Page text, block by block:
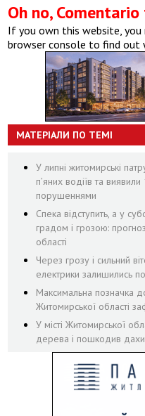
Oh no,
If you own this website,
browser console to find out
МАТЕРІАЛИ ПО ТЕМІ
У липні житомирські
пʼяних водіїв та
порушеннями
Спека відступить, а у
градом і грозою:
області
Через грозу і сильний
електрики залишились
Максимальна позначка
Житомирської області
У місті Житомирської
дерева і пошкодив